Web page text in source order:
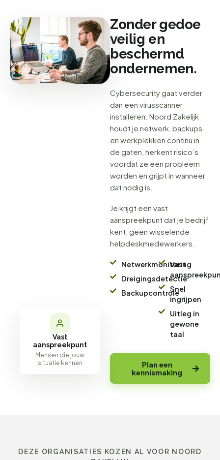
Vast
aanspreekpunt
Mensen die jouw
situatie kennen
Zonder gedoe
veilig en
beschermd
ondernemen.
Cybersecurity gaat verder
dan een virusscanner
installeren. Noord Zakelijk
houdt je netwerk, backups
en werkplekken continu in
de gaten, herkent risico’s
voordat ze een probleem
worden en grijpt in wanneer
dat nodig is.
Je krijgt een vast
aanspreekpunt dat je bedrijf
kent, geen wisselende
helpdeskmedewerkers.
Netwerkmonitoring
Dreigingsdetectie
Backupcontrole
Vast
Snel
ingrijpen
Uitleg in
gewone
taal
Plan een
kennismaking
DEZE ORGANISATIES KOZEN AL VOOR NOORD